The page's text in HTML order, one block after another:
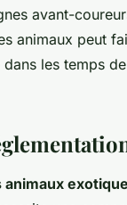
avant-
animaux peut
les temps
animaux